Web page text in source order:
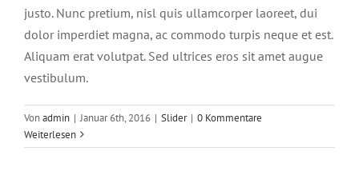
justo. Nunc pretium, nisl quis ullamcorper laoreet, dui
dolor imperdiet magna, ac commodo turpis neque et est.
Aliquam erat volutpat. Sed ultrices eros sit amet augue
vestibulum.
Vonadmin | Januar 6th, 2016 | Slider | 0 Kommentare
Weiterlesen
hendrerit eros